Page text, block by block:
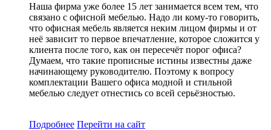
Наша фирма уже более 15 лет занимается всем тем, что
связано с офисной мебелью. Надо ли кому-то говорить,
что офисная мебель является неким лицом фирмы и от
неё зависит то первое впечатление, которое сложится у
клиента после того, как он пересечёт порог офиса?
Думаем, что такие прописные истины известны даже
начинающему руководителю. Поэтому к вопросу
комплектации Вашего офиса модной и стильной
мебелью следует отнестись со всей серьёзностью.
Подробнее Перейти на сайт